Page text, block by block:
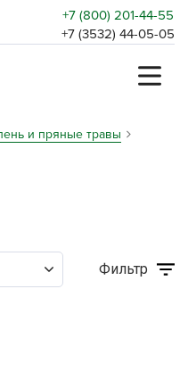
+7 (800) 201-44-55
+7 (3532) 44-05-05
и пряные травы
Фильтр